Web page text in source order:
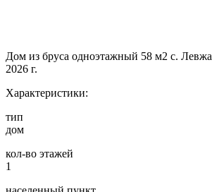
Дом из бруса одноэтажный 58 м2 с. Левжа
2026 г.
Характеристики:
тип
дом
кол-во этажей
1